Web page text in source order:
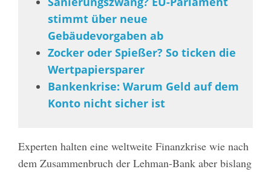
stimmt über neue
Gebäudevorgaben ab
Zocker oder Spießer? So ticken die
Wertpapiersparer
Bankenkrise: Warum Geld auf dem
Konto nicht sicher ist
Experten halten eine weltweite Finanzkrise wie nach
dem Zusammenbruch der Lehman-Bank aber bislang